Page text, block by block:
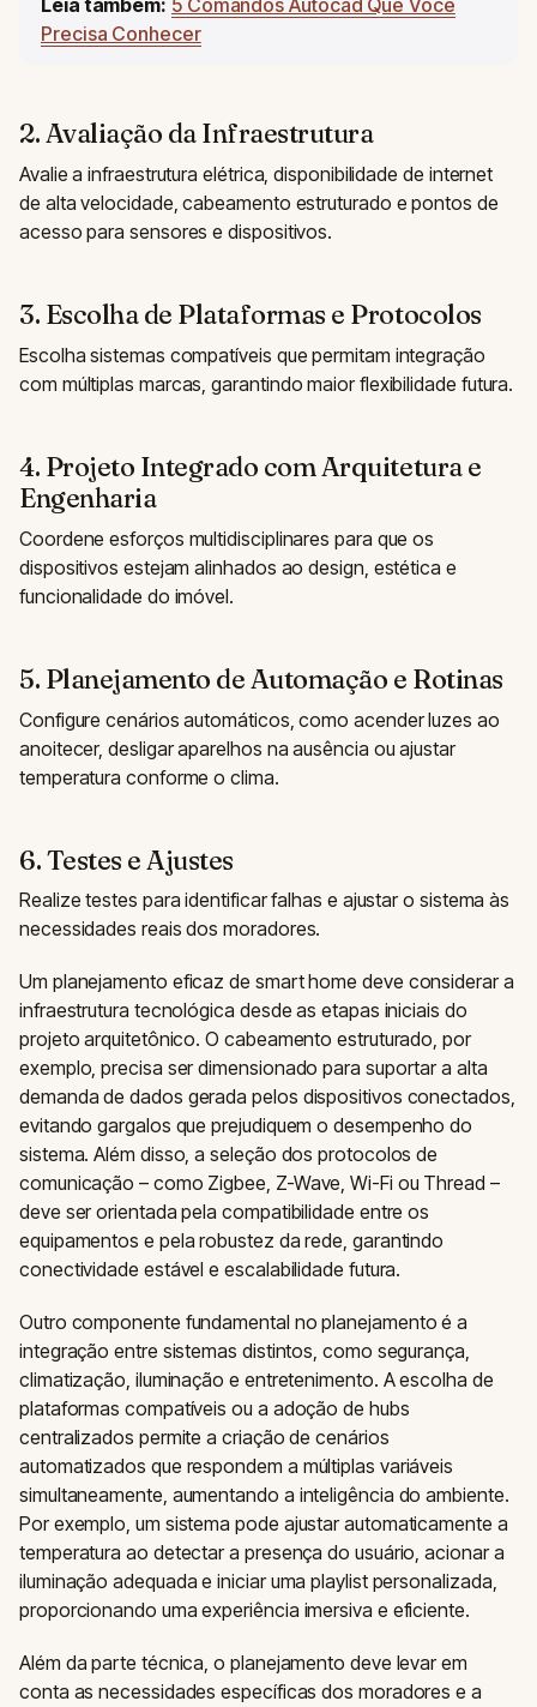
Leia também: 5 Comandos Autocad Que Voce
Precisa Conhecer
2. Avaliação da Infraestrutura
Avalie a infraestrutura elétrica, disponibilidade de internet
de alta velocidade, cabeamento estruturado e pontos de
acesso para sensores e dispositivos.
3. Escolha de Plataformas e Protocolos
Escolha sistemas compatíveis que permitam integração
com múltiplas marcas, garantindo maior flexibilidade futura.
4. Projeto Integrado com Arquitetura e
Engenharia
Coordene esforços multidisciplinares para que os
dispositivos estejam alinhados ao design, estética e
funcionalidade do imóvel.
5. Planejamento de Automação e Rotinas
Configure cenários automáticos, como acender luzes ao
anoitecer, desligar aparelhos na ausência ou ajustar
temperatura conforme o clima.
6. Testes e Ajustes
Realize testes para identificar falhas e ajustar o sistema às
necessidades reais dos moradores.
Um planejamento eficaz de smart home deve considerar a
infraestrutura tecnológica desde as etapas iniciais do
projeto arquitetônico. O cabeamento estruturado, por
exemplo, precisa ser dimensionado para suportar a alta
demanda de dados gerada pelos dispositivos conectados,
evitando gargalos que prejudiquem o desempenho do
sistema. Além disso, a seleção dos protocolos de
comunicação – como Zigbee, Z-Wave, Wi-Fi ou Thread –
deve ser orientada pela compatibilidade entre os
equipamentos e pela robustez da rede, garantindo
conectividade estável e escalabilidade futura.
Outro componente fundamental no planejamento é a
integração entre sistemas distintos, como segurança,
climatização, iluminação e entretenimento. A escolha de
plataformas compatíveis ou a adoção de hubs
centralizados permite a criação de cenários
automatizados que respondem a múltiplas variáveis
simultaneamente, aumentando a inteligência do ambiente.
Por exemplo, um sistema pode ajustar automaticamente a
temperatura ao detectar a presença do usuário, acionar a
iluminação adequada e iniciar uma playlist personalizada,
proporcionando uma experiência imersiva e eficiente.
Além da parte técnica, o planejamento deve levar em
conta as necessidades específicas dos moradores e a